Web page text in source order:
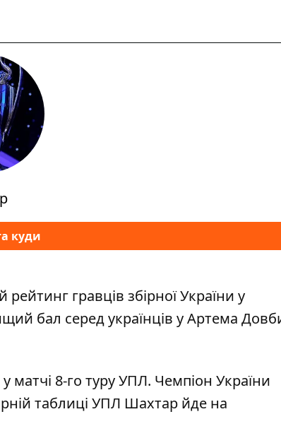
куди
рейтинг гравців збірної України у
бал серед українців у Артема
у матчі 8-го туру УПЛ. Чемпіон України
таблиці УПЛ Шахтар йде на